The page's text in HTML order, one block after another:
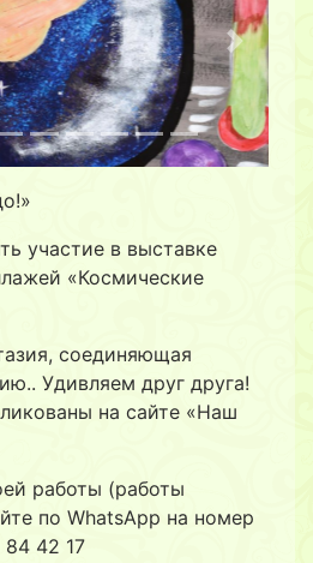
Next
участие в выставке
«Космические
соединяющая
Удивляем друг друга!
на сайте «Наш
работы (работы
по WhatsApp на номер
84 42 17